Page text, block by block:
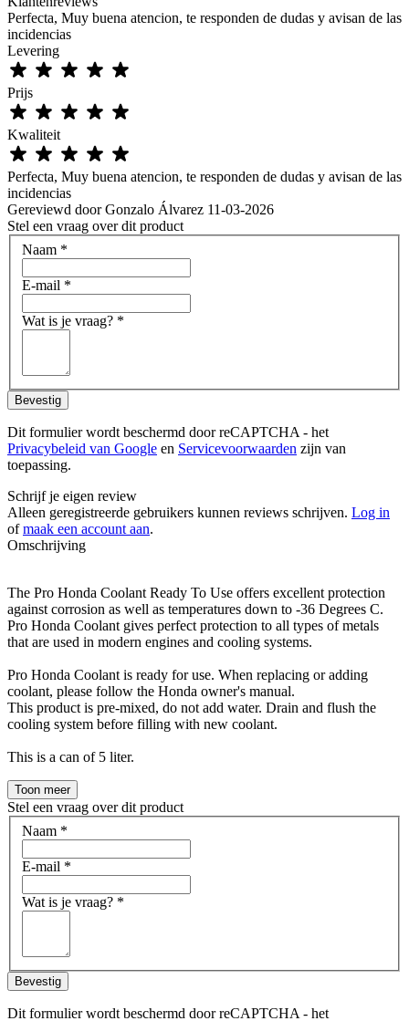
Perfecta, Muy buena atencion, te responden de dudas y avisan de las
incidencias
Levering
Prijs
Kwaliteit
Perfecta, Muy buena atencion, te responden de dudas y avisan de las
incidencias
Gereviewd door Gonzalo Álvarez 11-03-2026
Stel een vraag over dit product
Naam *
E-mail *
Wat is je vraag? *
Bevestig
Dit formulier wordt beschermd door reCAPTCHA - het
Privacybeleid van Google en Servicevoorwaarden zijn van
toepassing.
Schrijf je eigen review
Alleen geregistreerde gebruikers kunnen reviews schrijven. Log in
ofmaak een account aan.
Omschrijving
The Pro Honda Coolant Ready To Use offers excellent protection
against corrosion as well as temperatures down to -36 Degrees C.
Pro Honda Coolant gives perfect protection to all types of metals
that are used in modern engines and cooling systems.
Pro Honda Coolant is ready for use. When replacing or adding
coolant, please follow the Honda owner's manual.
This product is pre-mixed, do not add water. Drain and flush the
cooling system before filling with new coolant.
This is a can of 5 liter.
Toon meer
Stel een vraag over dit product
Naam *
E-mail *
Wat is je vraag? *
Bevestig
Dit formulier wordt beschermd door reCAPTCHA - het